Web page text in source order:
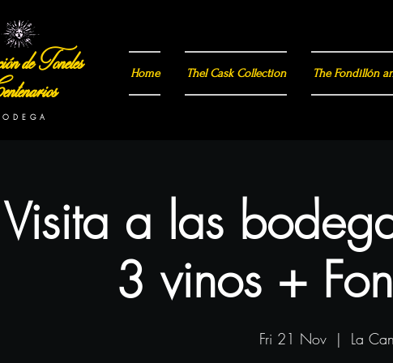
Visita a las
3 vinos +
Fri 21 Nov
  |
La
de Toneles Home Thel Cask Collection The Fondillón
O D E G A